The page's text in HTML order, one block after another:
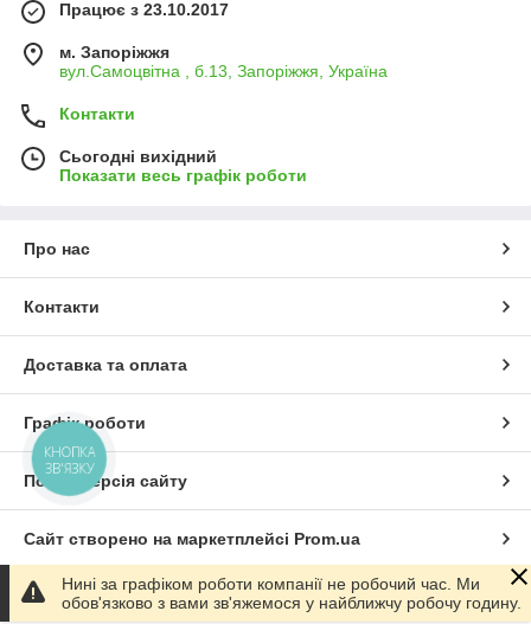
Працює з 23.10.2017
м. Запоріжжя
вул.Самоцвітна , б.13, Запоріжжя, Україна
Контакти
Сьогодні вихідний
Показати весь графік роботи
Про нас
Контакти
Доставка та оплата
Графік роботи
Повна версія сайту
Сайт створено на маркетплейсі Prom.ua
Політика конфіденційності
Нині за графіком роботи компанії не робочий час. Ми
обов'язково з вами зв'яжемося у найближчу робочу годину.
КНОПКА
ЗВ'ЯЗКУ